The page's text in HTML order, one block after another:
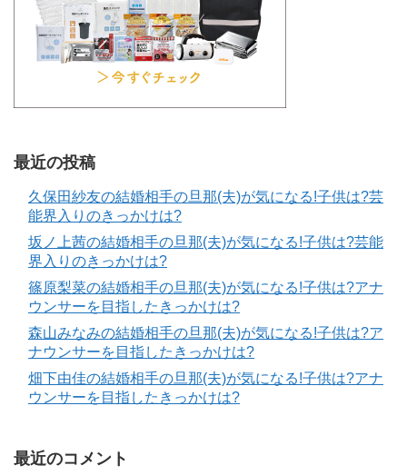
最近の投稿
久保田紗友の結婚相手の旦那(夫)が気になる!子供は?芸
能界入りのきっかけは?
坂ノ上茜の結婚相手の旦那(夫)が気になる!子供は?芸能
界入りのきっかけは?
篠原梨菜の結婚相手の旦那(夫)が気になる!子供は?アナ
ウンサーを目指したきっかけは?
森山みなみの結婚相手の旦那(夫)が気になる!子供は?ア
ナウンサーを目指したきっかけは?
畑下由佳の結婚相手の旦那(夫)が気になる!子供は?アナ
ウンサーを目指したきっかけは?
最近のコメント